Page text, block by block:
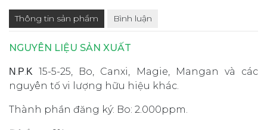
Thông tin sản phẩm Bình luận
NGUYÊN LIỆU SẢN XUẤT
Ν.Ρ.Κ 15-5-25, Bo, Canxi, Magie, Mangan và các
nguyên tố vi lượng hữu hiệu khác.
Thành phần đăng ký: Bo: 2.000ppm.